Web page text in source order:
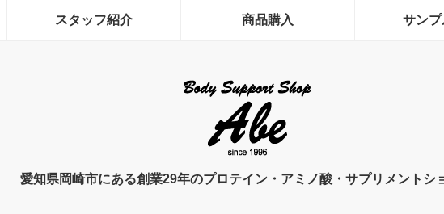
スタッフ紹介 商品購入 サン
愛知県岡崎市にある創業29年のプロテイン・アミノ酸・サプリメントシ